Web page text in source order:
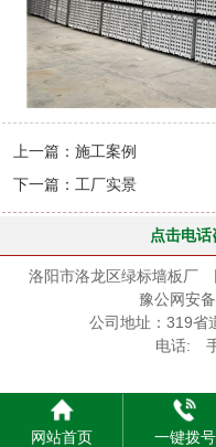
上一篇：施工案例
下一篇：工厂实景
点击电
洛阳市洛龙区绿标墙板厂
豫公网安
公司地址：319省
电话:
网站首页 一键拨号